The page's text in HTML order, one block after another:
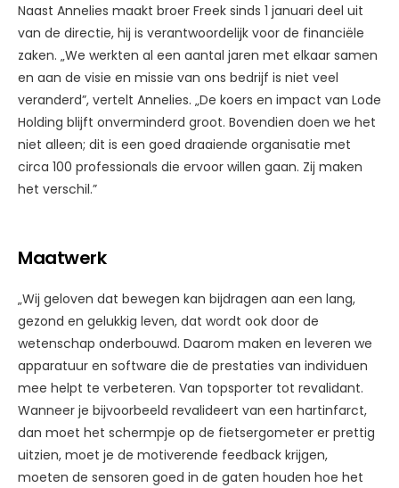
Naast Annelies maakt broer Freek sinds 1 januari deel uit
van de directie, hij is verantwoordelijk voor de financiële
zaken. „We werkten al een aantal jaren met elkaar samen
en aan de visie en missie van ons bedrijf is niet veel
veranderd”, vertelt Annelies. „De koers en impact van Lode
Holding blijft onverminderd groot. Bovendien doen we het
niet alleen; dit is een goed draaiende organisatie met
circa 100 professionals die ervoor willen gaan. Zij maken
het verschil.”
Maatwerk
„Wij geloven dat bewegen kan bijdragen aan een lang,
gezond en gelukkig leven, dat wordt ook door de
wetenschap onderbouwd. Daarom maken en leveren we
apparatuur en software die de prestaties van individuen
mee helpt te verbeteren. Van topsporter tot revalidant.
Wanneer je bijvoorbeeld revalideert van een hartinfarct,
dan moet het schermpje op de fietsergometer er prettig
uitzien, moet je de motiverende feedback krijgen,
moeten de sensoren goed in de gaten houden hoe het